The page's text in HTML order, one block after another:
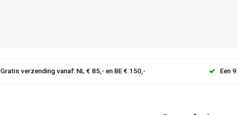
Gratis verzending vanaf: NL € 85,- en BE € 150,- Een